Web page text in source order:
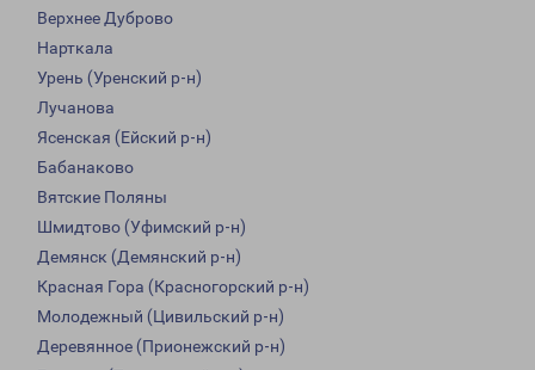
Верхнее Дуброво
Нарткала
Урень (Уренский р-н)
Лучанова
Ясенская (Ейский р-н)
Бабанаково
Вятские Поляны
Шмидтово (Уфимский р-н)
Демянск (Демянский р-н)
Красная Гора (Красногорский р-н)
Молодежный (Цивильский р-н)
Деревянное (Прионежский р-н)